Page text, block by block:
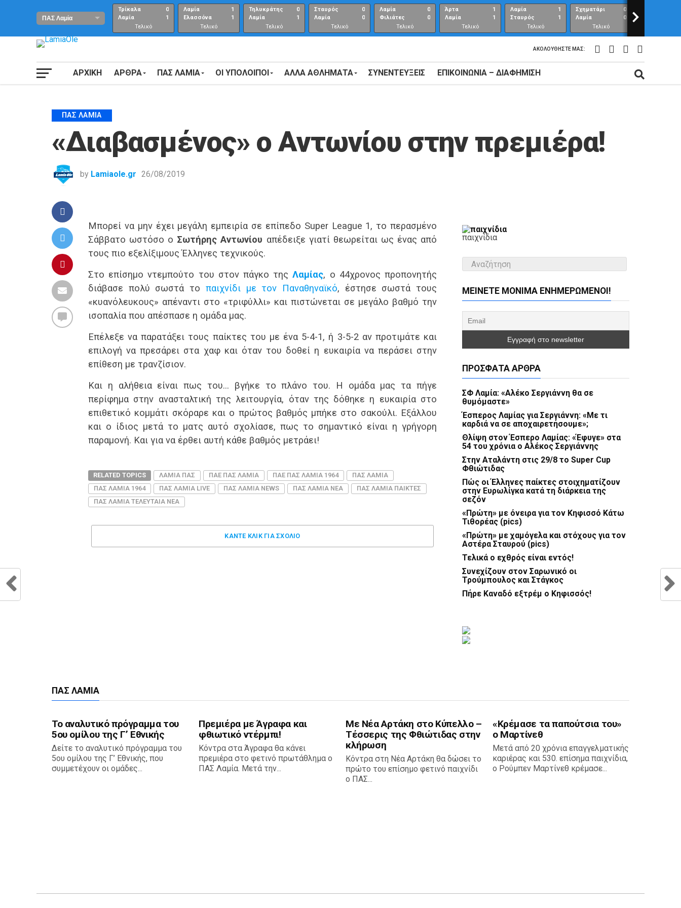
Τρίκαλα
Λαμία
0
1
Τελικό
αποτέλεσμα
Λαμία
Ελασσόνα
1
1
Τελικό
Αποτέλεσμα
Τηλυκράτης
Λαμία
0
1
Τελικό
αποτέλεσμα
Σταυρός
Λαμία
0
0
Τελικό
αποτέλεσμα
Λαμία
Φιλιάτες
0
0
Τελικό
Αποτέλεσμα
Άρτα
Λαμία
1
1
Τελικό
αποτέλεσμα
Λαμία
Σταυρός
1
1
Τελικό
αποτέλεσμα
Σχηματάρι
Λαμία
0
0
Τελικό
αποτέλεσμα
>
ΑΚΟΛΟΥΘΉΣΤΕ ΜΑΣ:
ΑΡΧΙΚΗ ΑΡΘΡΑ ΠΑΣ ΛΑΜΙΑ ΟΙ ΥΠΟΛΟΙΠΟΙ ΑΛΛΑ ΑΘΛΗΜΑΤΑ ΣΥΝΕΝΤΕΎΞΕΙΣ ΕΠΙΚΟΙΝΩΝΊΑ – ΔΙΑΦΉΜΙΣΗ
ΠΑΣ ΛΑΜΊΑ
«Διαβασμένος» ο Αντωνίου στην πρεμιέρα!
by Lamiaole.gr 26/08/2019
Μπορεί να μην έχει μεγάλη εμπειρία σε επίπεδο Super League 1, το περασμένο
Σάββατο ωστόσο ο Σωτήρης Αντωνίου απέδειξε γιατί θεωρείται ως ένας από
τους πιο εξελίξιμους Έλληνες τεχνικούς.
Στο επίσημο ντεμπούτο του στον πάγκο τηςΛαμίας, ο 44χρονος προπονητής
διάβασε πολύ σωστά το παιχνίδι με τον Παναθηναϊκό, έστησε σωστά τους
«κυανόλευκους» απέναντι στο «τριφύλλι» και πιστώνεται σε μεγάλο βαθμό την
ισοπαλία που απέσπασε η ομάδα μας.
Επέλεξε να παρατάξει τους παίκτες του με ένα 5-4-1, ή 3-5-2 αν προτιμάτε και
επιλογή να πρεσάρει στα χαφ και όταν του δοθεί η ευκαιρία να περάσει στην
επίθεση με τρανζίσιον.
Και η αλήθεια είναι πως του… βγήκε το πλάνο του. Η ομάδα μας τα πήγε
περίφημα στην ανασταλτική της λειτουργία, όταν της δόθηκε η ευκαιρία στο
επιθετικό κομμάτι σκόραρε και ο πρώτος βαθμός μπήκε στο σακούλι. Εξάλλου
και ο ίδιος μετά το ματς αυτό σχολίασε, πως το σημαντικό είναι η γρήγορη
παραμονή. Και για να έρθει αυτή κάθε βαθμός μετράει!
RELATED TOPICS ΛΑΜΙΑ ΠΑΣ ΠΑΕ ΠΑΣ ΛΑΜΙΑ ΠΑΕ ΠΑΣ ΛΑΜΙΑ 1964
ΠΑΣ ΛΑΜΙΑ
ΠΑΣ ΛΑΜΙΑ 1964
ΠΑΣ ΛΑΜΙΑ LIVE ΠΑΣ ΛΑΜΙΑ NEWS ΠΑΣ ΛΑΜΙΑ ΝΕΑ
ΠΑΣ ΛΑΜΙΑ ΠΑΙΚΤΕΣ
ΠΑΣ ΛΑΜΙΑ ΤΕΛΕΥΤΑΙΑ ΝΕΑ
ΚΑΝΤΕ ΚΛΊΚ ΓΙΑ ΣΧΌΛΙΟ
παιχνίδια
ΜΕΊΝΕΤΕ ΜΌΝΙΜΑ ΕΝΗΜΕΡΏΜΕΝΟΙ!
ΠΡΌΣΦΑΤΑ ΆΡΘΡΑ
ΣΦ Λαμία: «Αλέκο Σεργιάννη θα σε
θυμόμαστε»
Έσπερος Λαμίας για Σεργιάννη: «Με τι
καρδιά να σε αποχαιρετήσουμε»;
Θλίψη στον Έσπερο Λαμίας: «Έφυγε» στα
54 του χρόνια ο Αλέκος Σεργιάννης
Στην Αταλάντη στις 29/8 το Super Cup
Φθιώτιδας
Πώς οι Έλληνες παίκτες στοιχηματίζουν
στην Ευρωλίγκα κατά τη διάρκεια της
σεζόν
«Πρώτη» με όνειρα για τον Κηφισσό Κάτω
Τιθορέας (pics)
«Πρώτη» με χαμόγελα και στόχους για τον
Αστέρα Σταυρού (pics)
Τελικά ο εχθρός είναι εντός!
Συνεχίζουν στον Σαρωνικό οι
Τρούμπουλος και Στάγκος
Πήρε Καναδό εξτρέμ ο Κηφισσός!
ΠΑΣ ΛΑΜΊΑ
Το αναλυτικό πρόγραμμα του
5ου ομίλου της Γ’ Εθνικής
Δείτε το αναλυτικό πρόγραμμα του
5ου ομίλου της Γ’ Εθνικής, που
συμμετέχουν οι ομάδες...
Πρεμιέρα με Άγραφα και
φθιωτικό ντέρμπι!
Κόντρα στα Άγραφα θα κάνει
πρεμιέρα στο φετινό πρωτάθλημα ο
ΠΑΣ Λαμία. Μετά την...
Με Νέα Αρτάκη στο Κύπελλο –
Τέσσερις της Φθιώτιδας στην
κλήρωση
Κόντρα στη Νέα Αρτάκη θα δώσει το
πρώτο του επίσημο φετινό παιχνίδι
ο ΠΑΣ...
«Κρέμασε τα παπούτσια του»
ο Μαρτίνεθ
Μετά από 20 χρόνια επαγγελματικής
καριέρας και 530. επίσημα παιχνίδια,
ο Ρούμπεν Μαρτίνεθ κρέμασε...